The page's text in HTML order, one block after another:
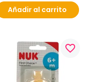
Añadir al carrito
favorite_border